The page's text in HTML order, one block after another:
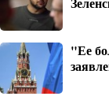
"Ее